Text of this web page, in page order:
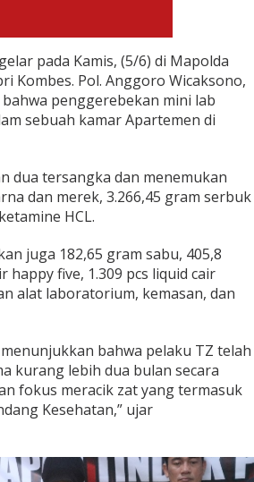
pada Kamis, (5/6) di Mapolda
Kombes. Pol. Anggoro Wicaksono,
bahwa penggerebekan mini lab
sebuah kamar Apartemen di
dua tersangka dan menemukan
dan merek, 3.266,45 gram serbuk
HCL.
juga 182,65 gram sabu, 405,8
five, 1.309 pcs liquid cair
alat laboratorium, kemasan, dan
bahwa pelaku TZ telah
kurang lebih dua bulan secara
fokus meracik zat yang termasuk
Kesehatan,” ujar